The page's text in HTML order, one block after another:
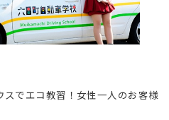
でエコ教習！女性一人のお客様